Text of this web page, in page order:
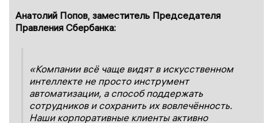
Анатолий Попов, заместитель Председателя
Правления Сбербанка:
«Компании всё чаще видят в искусственном
интеллекте не просто инструмент
автоматизации, а способ поддержать
сотрудников и сохранить их вовлечённость.
Наши корпоративные клиенты активно